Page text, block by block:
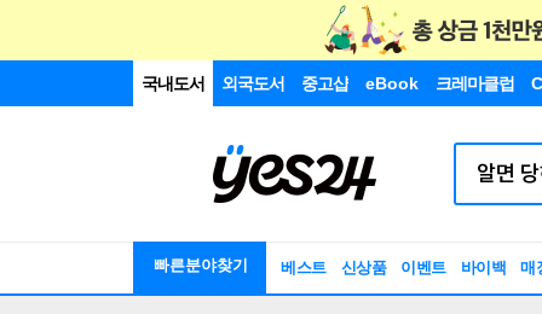
국내도서 외국도서 중고샵 eBook 크레마클럽
빠른분야찾기 베스트 신상품 이벤트 바이백 매